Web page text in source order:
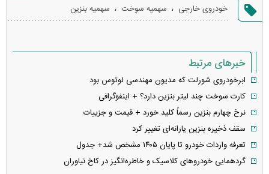
خطا
خودروی خارجی ، سهمیه سوخت ، سهمیه بنزین
خبرهای مرتبط
ابرخودروی شورلت که مدیون مهندسی لوتوس بود
کارت سوخت چند لیتر بنزین دارد؟ + اینفوگرافی
نرخ چهارم بنزین رسماً کلید خورد + قیمت و جزییات
سقف ذخیره بنزین یارانه‌ای تغییر کرد
تعرفه واردات خودرو تا پایان ۱۴۰۵ مشخص شد+ جدول
گردهمایی خودروهای کلاسیک و خاطره‌انگیز در کاخ نیاوران